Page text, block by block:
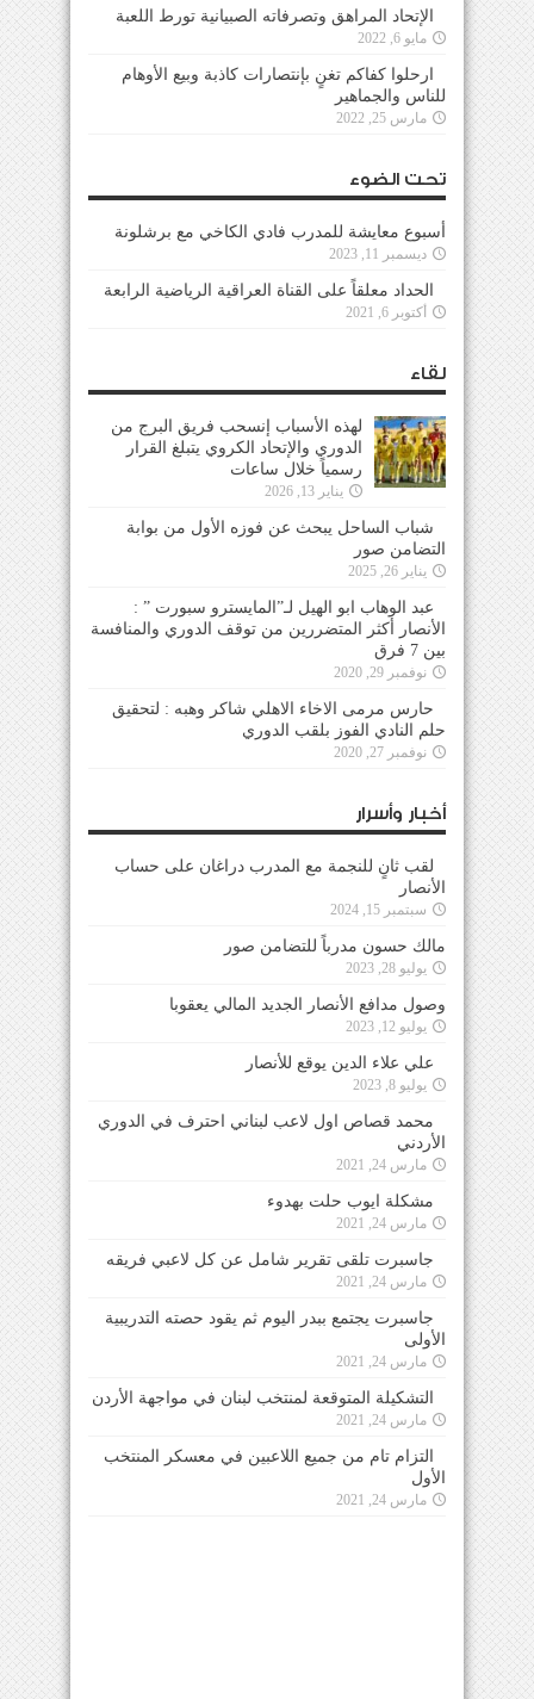
الإتحاد المراهق وتصرفاته الصبيانية تورط اللعبة
مايو 6, 2022
ارحلوا كفاكم تغنٍ بإنتصارات كاذبة وبيع الأوهام
للناس والجماهير
مارس 25, 2022
تحت الضوء
أسبوع معايشة للمدرب فادي الكاخي مع برشلونة
ديسمبر 11, 2023
الحداد معلقاً على القناة العراقية الرياضية الرابعة
أكتوبر 6, 2021
لقاء
لهذه الأسباب إنسحب فريق البرج من
الدوري والإتحاد الكروي يتبلغ القرار
رسمياً خلال ساعات
يناير 13, 2026
شباب الساحل يبحث عن فوزه الأول من بوابة
التضامن صور
يناير 26, 2025
عبد الوهاب ابو الهيل لـ”المايسترو سبورت ” :
الأنصار أكثر المتضررين من توقف الدوري والمنافسة
بين 7 فرق
نوفمبر 29, 2020
حارس مرمى الاخاء الاهلي شاكر وهبه : لتحقيق
حلم النادي الفوز بلقب الدوري
نوفمبر 27, 2020
أخبار وأسرار
لقب ثانٍ للنجمة مع المدرب دراغان على حساب
الأنصار
سبتمبر 15, 2024
مالك حسون مدرباً للتضامن صور
يوليو 28, 2023
وصول مدافع الأنصار الجديد المالي يعقوبا
يوليو 12, 2023
علي علاء الدين يوقع للأنصار
يوليو 8, 2023
محمد قصاص اول لاعب لبناني احترف في الدوري
الأردني
مارس 24, 2021
مشكلة ايوب حلت بهدوء
مارس 24, 2021
جاسبرت تلقى تقرير شامل عن كل لاعبي فريقه
مارس 24, 2021
جاسبرت يجتمع ببدر اليوم ثم يقود حصته التدريبية
الأولى
مارس 24, 2021
التشكيلة المتوقعة لمنتخب لبنان في مواجهة الأردن
مارس 24, 2021
التزام تام من جميع اللاعبين في معسكر المنتخب
الأول
مارس 24, 2021